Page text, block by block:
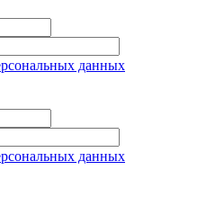
данных
данных